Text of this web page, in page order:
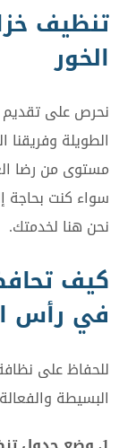
تنظيف
الخور
نحرص على تقديم
الطويلة
مستوى من رضا
سواء كنت
نحن هنا لخدمتك.
كيف
في رأس
للحفاظ على
البسيطة